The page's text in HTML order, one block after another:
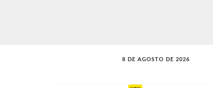
8 DE AGOSTO DE 2026
SOLO MÚSICA